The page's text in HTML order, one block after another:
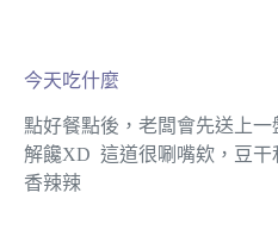
今天吃什麼
點好餐點後，老闆會先送上
解饞XD 這道很唰嘴欸，豆干
香辣辣